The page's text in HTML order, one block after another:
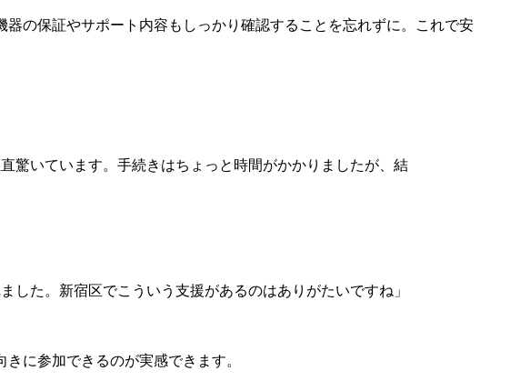
の保証やサポート内容もしっかり確認することを忘れずに。これで安
驚いています。手続きはちょっと時間がかかりましたが、結
た。新宿区でこういう支援があるのはありがたいですね」
に参加できるのが実感できます。